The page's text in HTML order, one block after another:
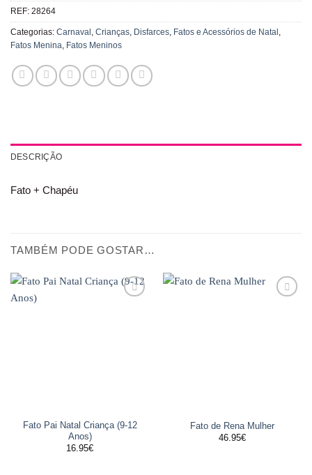
REF: 28264
Categorias: Carnaval , Crianças, Disfarces, Fatos e Acessórios de Natal ,
Fatos Menina, Fatos Meninos
DESCRIÇÃO
Fato + Chapéu
TAMBÉM PODE GOSTAR…
Fato Pai Natal Criança (9-12
Anos)
16.95€
Fato de Rena Mulher
46.95€